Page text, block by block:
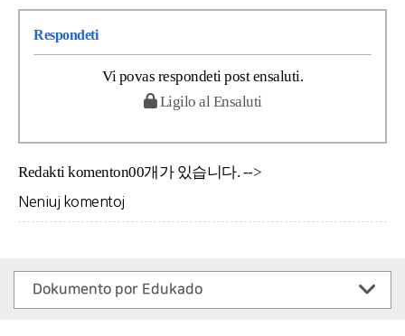
Respondeti
Vi povas respondeti post ensaluti.
Ligilo al Ensaluti
Redakti komenton00개가 있습니다. -->
Neniuj komentoj
Dokumento por Edukado